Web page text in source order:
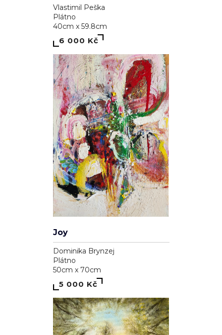
Vlastimil Peška
Plátno
40cm x 59.8cm
6 000 Kč
Joy
Dominika Brynzej
Plátno
50cm x 70cm
5 000 Kč